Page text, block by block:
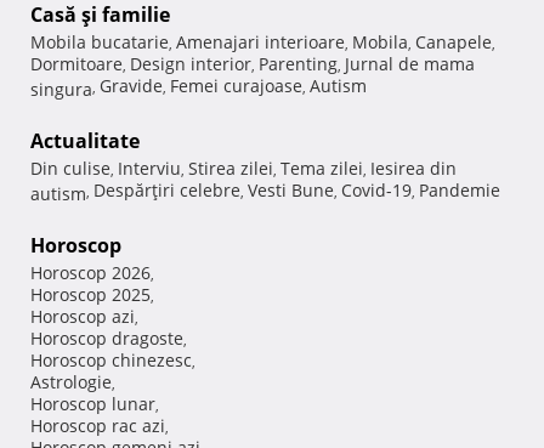
Casă şi familie
Mobila bucatarie, Amenajari interioare, Mobila, Canapele,
Dormitoare, Design interior, Parenting, Jurnal de mama
singura, Gravide, Femei curajoase, Autism
Actualitate
Din culise, Interviu, Stirea zilei, Tema zilei, Iesirea din
autism, Despărţiri celebre, Vesti Bune, Covid-19, Pandemie
Horoscop
Horoscop 2026,
Horoscop 2025,
Horoscop azi,
Horoscop dragoste,
Horoscop chinezesc,
Astrologie,
Horoscop lunar,
Horoscop rac azi,